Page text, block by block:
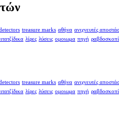
treasure marks αθήνα ανιχνευτές
λίρες λύσεις ομοιωμα πηγή
treasure marks αθήνα ανιχνευτές
λίρες λύσεις ομοιωμα πηγή